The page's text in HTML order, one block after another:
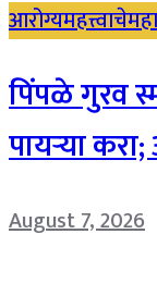
आरोग्यमहत्त्वाचे
पिंपळे गुरव
पायऱ्या
August 7, 2026